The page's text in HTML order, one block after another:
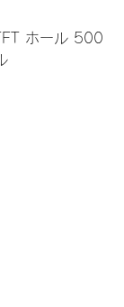
ホール 500